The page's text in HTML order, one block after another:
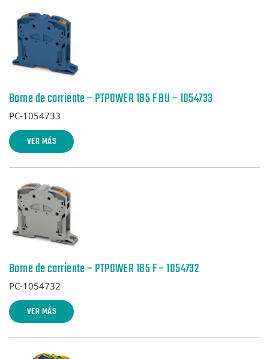
Borne de corriente – PTPOWER 185 F BU – 1054733
PC-1054733
VER MÁS
Borne de corriente – PTPOWER 185 F – 1054732
PC-1054732
VER MÁS